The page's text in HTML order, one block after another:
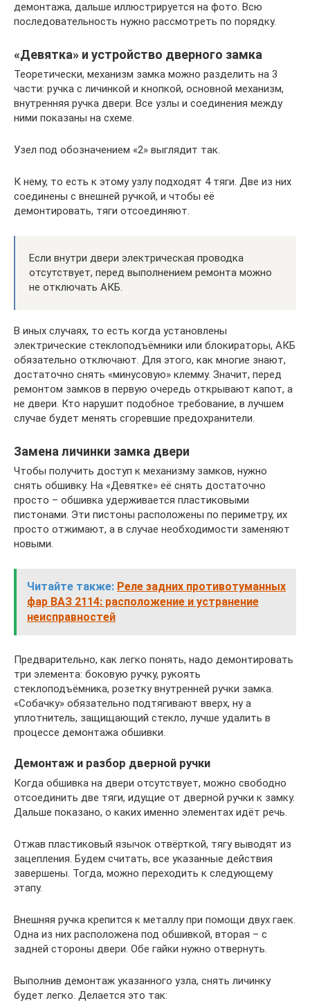
демонтажа, дальше иллюстрируется на фото. Всю
последовательность нужно рассмотреть по порядку.
«Девятка» и устройство дверного замка
Теоретически, механизм замка можно разделить на 3
части: ручка с личинкой и кнопкой, основной механизм,
внутренняя ручка двери. Все узлы и соединения между
ними показаны на схеме.
Узел под обозначением «2» выглядит так.
К нему, то есть к этому узлу подходят 4 тяги. Две из них
соединены с внешней ручкой, и чтобы её
демонтировать, тяги отсоединяют.
Если внутри двери электрическая проводка
отсутствует, перед выполнением ремонта можно
не отключать АКБ.
В иных случаях, то есть когда установлены
электрические стеклоподъёмники или блокираторы, АКБ
обязательно отключают. Для этого, как многие знают,
достаточно снять «минусовую» клемму. Значит, перед
ремонтом замков в первую очередь открывают капот, а
не двери. Кто нарушит подобное требование, в лучшем
случае будет менять сгоревшие предохранители.
Замена личинки замка двери
Чтобы получить доступ к механизму замков, нужно
снять обшивку. На «Девятке» её снять достаточно
просто – обшивка удерживается пластиковыми
пистонами. Эти пистоны расположены по периметру, их
просто отжимают, а в случае необходимости заменяют
новыми.
Читайте также: Реле задних противотуманных
фар ВАЗ 2114: расположение и устранение
неисправностей
Предварительно, как легко понять, надо демонтировать
три элемента: боковую ручку, рукоять
стеклоподъёмника, розетку внутренней ручки замка.
«Собачку» обязательно подтягивают вверх, ну а
уплотнитель, защищающий стекло, лучше удалить в
процессе демонтажа обшивки.
Демонтаж и разбор дверной ручки
Когда обшивка на двери отсутствует, можно свободно
отсоединить две тяги, идущие от дверной ручки к замку.
Дальше показано, о каких именно элементах идёт речь.
Отжав пластиковый язычок отвёрткой, тягу выводят из
зацепления. Будем считать, все указанные действия
завершены. Тогда, можно переходить к следующему
этапу.
Внешняя ручка крепится к металлу при помощи двух гаек.
Одна из них расположена под обшивкой, вторая – с
задней стороны двери. Обе гайки нужно отвернуть.
Выполнив демонтаж указанного узла, снять личинку
будет легко. Делается это так: